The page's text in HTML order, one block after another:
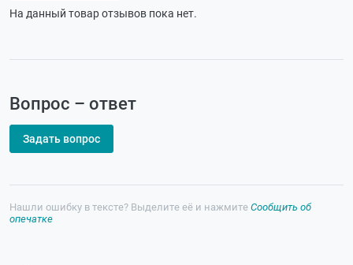
На данный товар отзывов пока нет.
Вопрос – ответ
Задать вопрос
Нашли ошибку в тексте? Выделите её и нажмите Сообщить об
опечатке